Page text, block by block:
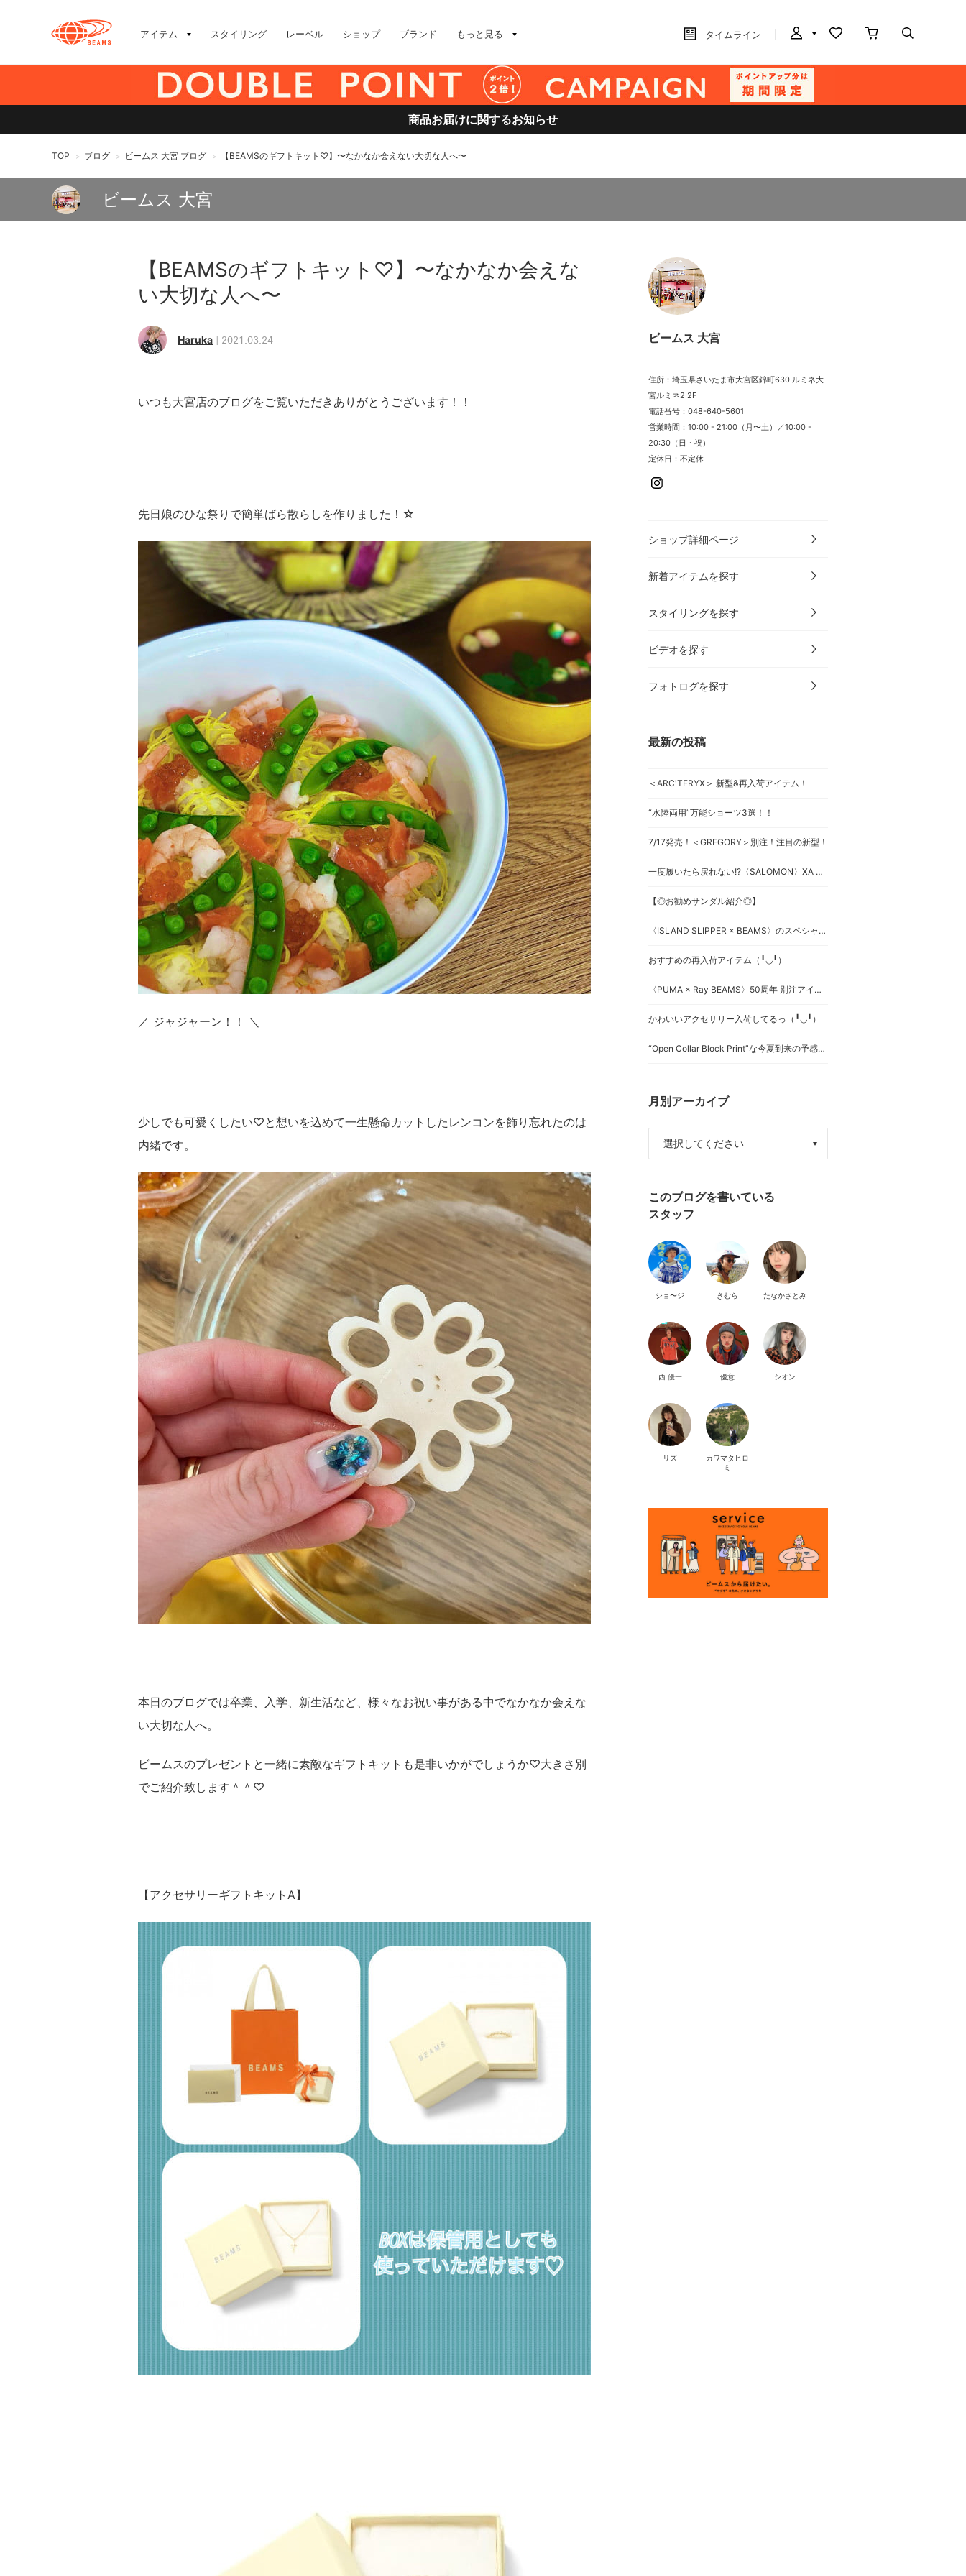
アイテム スタイリング レーベル ショップ ブランド もっと見る タイムライン
商品お届けに関するお知らせ
TOP > ブログ > ビームス 大宮 ブログ > 【BEAMSのギフトキット♡】〜なかなか会えない大切な人へ〜
ビームス 大宮
【BEAMSのギフトキット♡】〜なかなか会えな
い大切な人へ〜
Haruka 2021.03.24
いつも大宮店のブログをご覧いただきありがとうございます！！
先日娘のひな祭りで簡単ばら散らしを作りました！☆
／ ジャジャーン！！ ＼
少しでも可愛くしたい♡と想いを込めて一生懸命カットしたレンコンを飾り忘れたのは
内緒です。
本日のブログでは卒業、入学、新生活など、様々なお祝い事がある中でなかなか会えな
い大切な人へ。
ビームスのプレゼントと一緒に素敵なギフトキットも是非いかがでしょうか♡大きさ別
でご紹介致します＾＾♡
【アクセサリーギフトキットA】
ビームス 大宮
住所：埼玉県さいたま市大宮区錦町630 ルミネ大
宮ルミネ2 2F
電話番号：048-640-5601
営業時間：10:00 - 21:00（月〜土）／10:00 -
20:30（日・祝）
定休日：不定休
ショップ詳細ページ
新着アイテムを探す
スタイリングを探す
ビデオを探す
フォトログを探す
最新の投稿
＜ARC'TERYX＞ 新型&再入荷アイテム！
“水陸両用”万能ショーツ3選！！
7/17発売！＜GREGORY＞別注！注目の新型！
一度履いたら戻れない!?〈SALOMON〉XA PRO 3Dの魅力！
【◎お勧めサンダル紹介◎】
〈ISLAND SLIPPER × BEAMS〉のスペシャルモデルです！
おすすめの再入荷アイテム（╹◡╹）
〈PUMA × Ray BEAMS〉50周年 別注アイテムの制作背景、サイズ感など…☆彡
かわいいアクセサリー入荷してるっ（╹◡╹）
“Open Collar Block Print”な今夏到来の予感★★★
月別アーカイブ
このブログを書いている
スタッフ
ショ〜ジ きむら たなかさとみ
西 優一 優意 シオン
リズ
カワマタヒロ
ミ